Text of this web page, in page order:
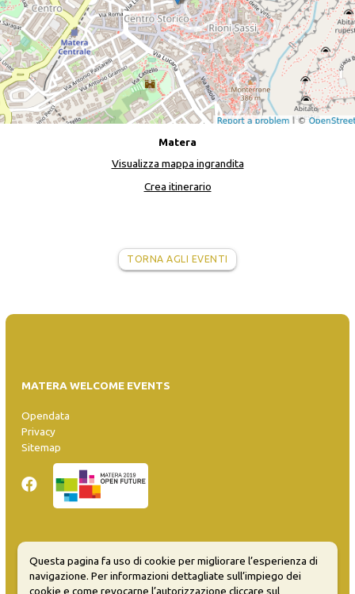
Matera
Visualizza mappa ingrandita
Crea itinerario
TORNA AGLI EVENTI
MATERA WELCOME EVENTS
Opendata
Privacy
Sitemap
Guida
FAQ
Questa pagina fa uso di cookie per migliorare l’esperienza di
navigazione. Per informazioni dettagliate sull’impiego dei
cookie e come revocarne l’autorizzazione cliccare sul